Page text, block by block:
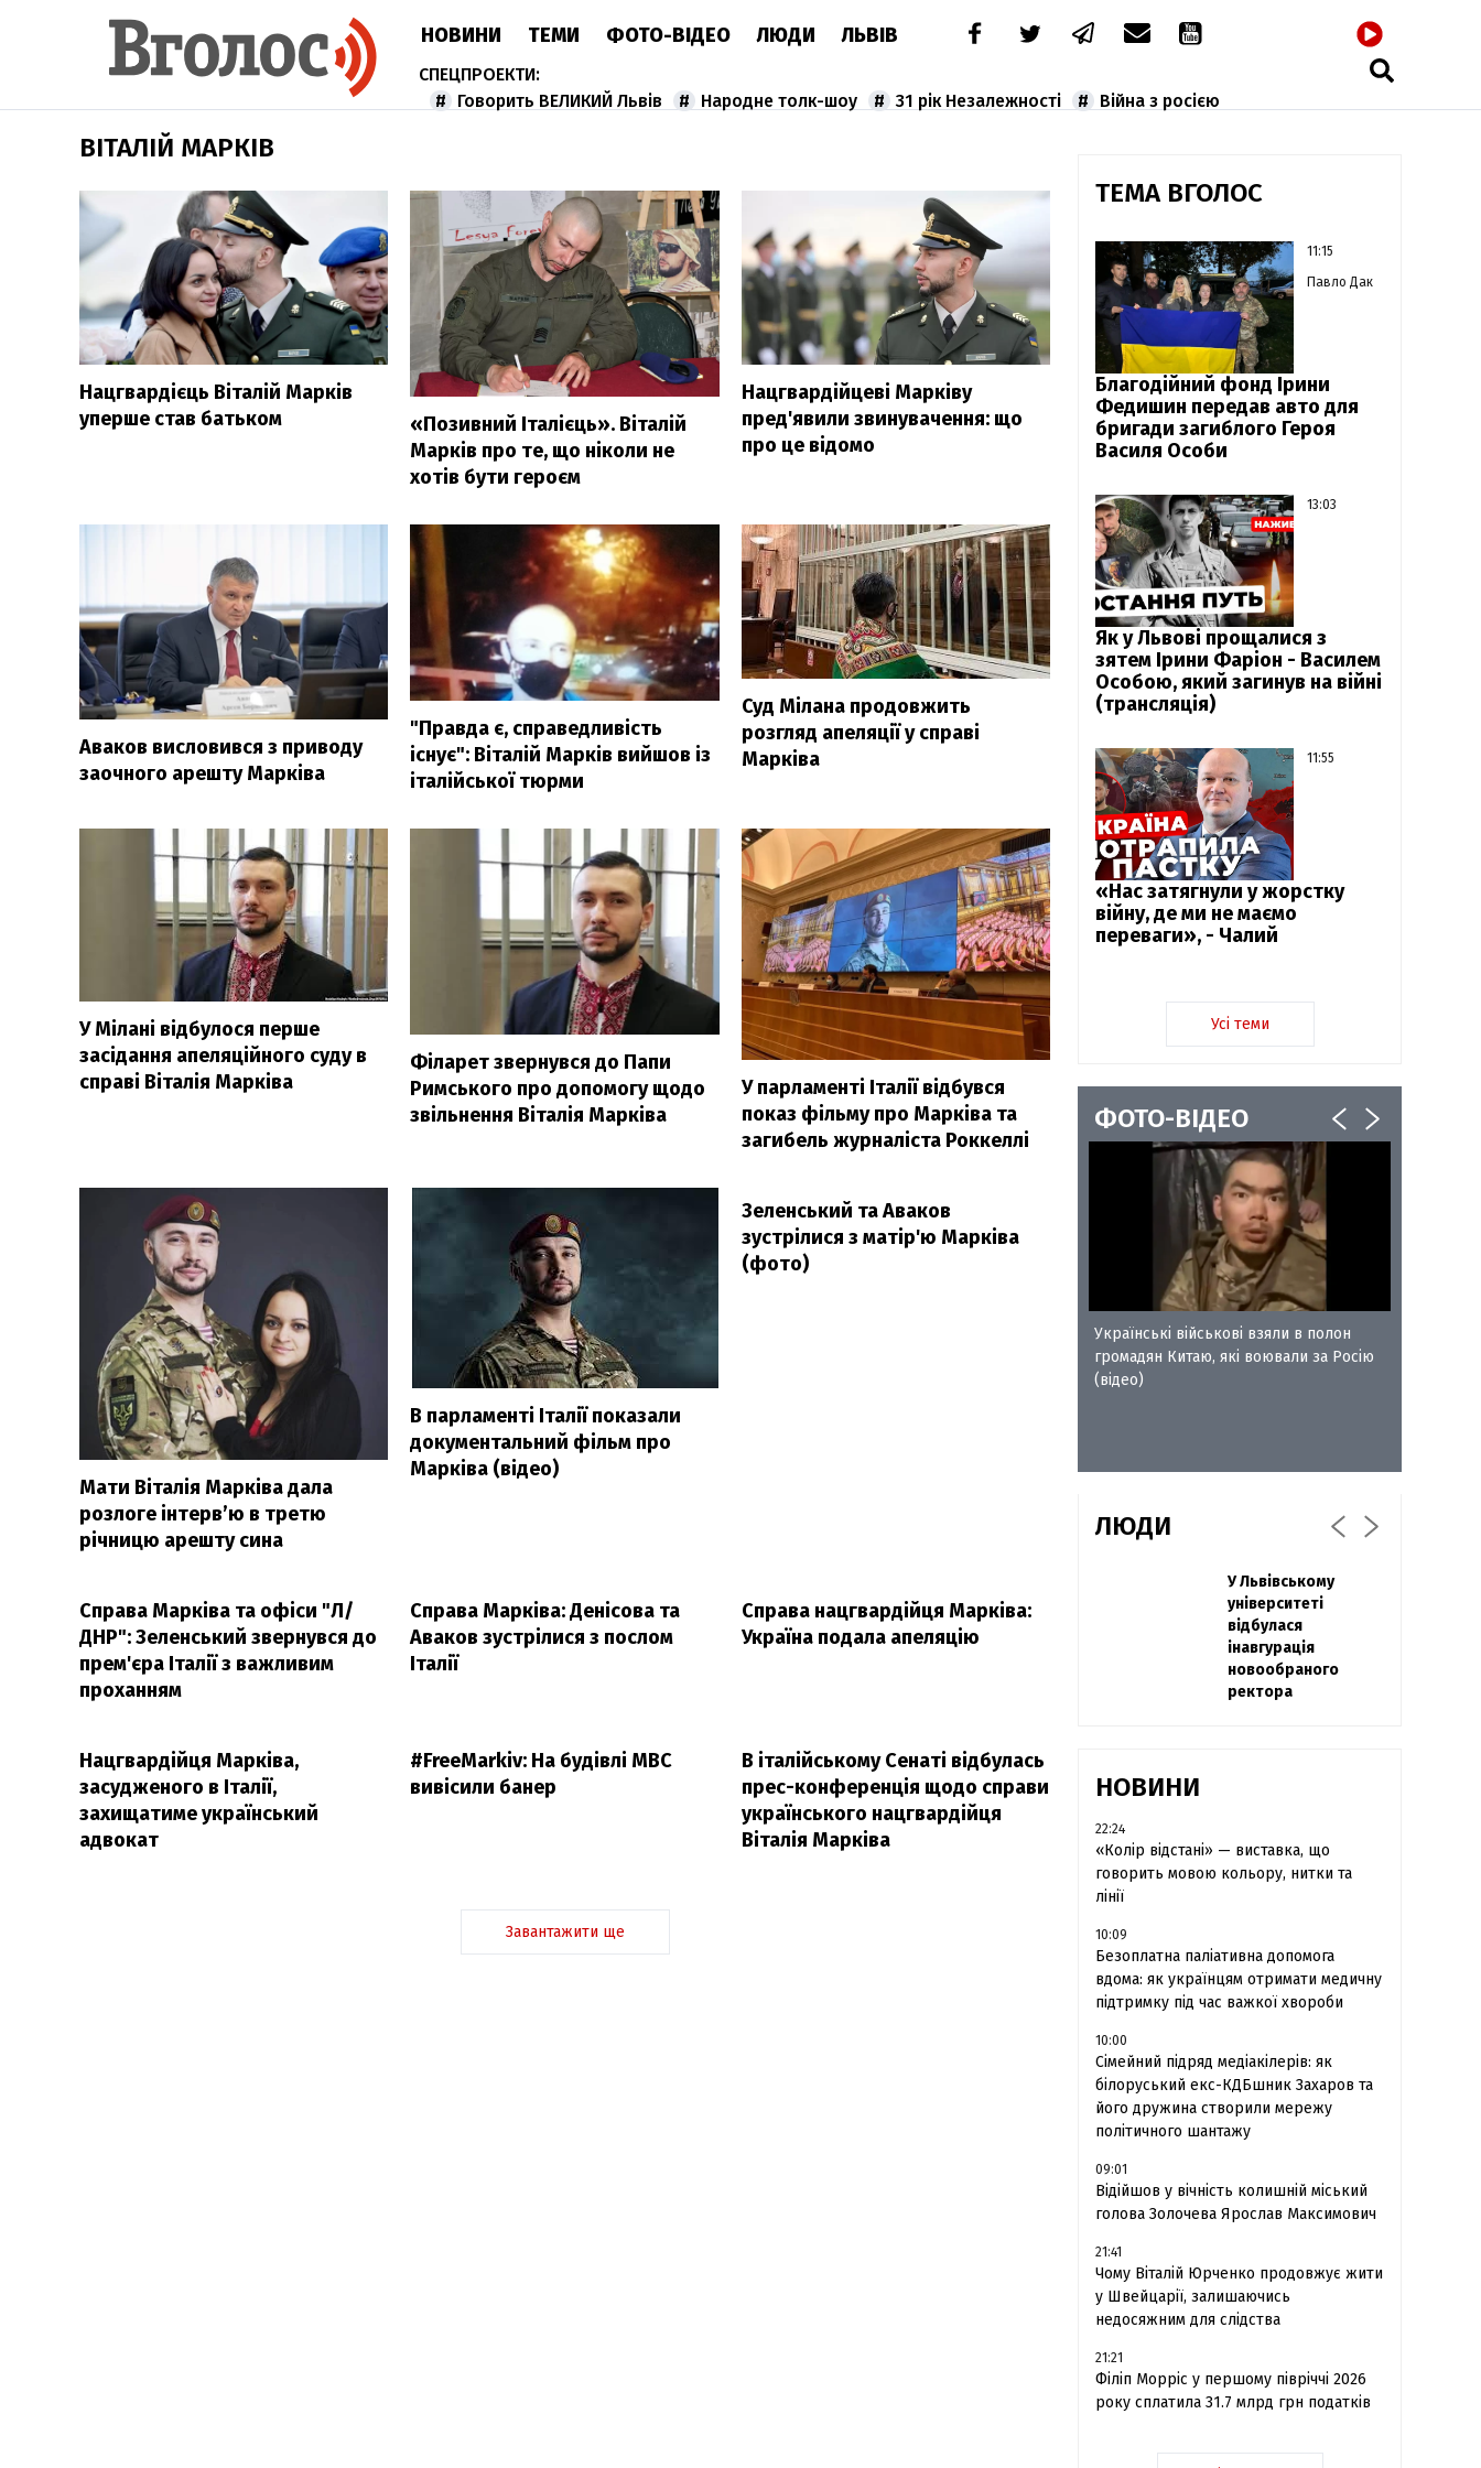
НОВИНИ ТЕМИ ФОТО-ВІДЕО ЛЮДИ ЛЬВІВ
Говорить ВЕЛИКИЙ Львів Народне толк-шоу 31 рік Незалежності Війна з росією
ВІТАЛІЙ МАРКІВ
Нацгвардієць Віталій Марків
уперше став батьком
«Позивний Італієць». Віталій
Марків про те, що ніколи не
хотів бути героєм
Нацгвардійцеві Марківу
пред'явили звинувачення: що
про це відомо
Аваков висловився з приводу
заочного арешту Марківа
"Правда є, справедливість
існує": Віталій Марків вийшов із
італійської тюрми
Суд Мілана продовжить
розгляд апеляції у справі
Марківа
У Мілані відбулося перше
засідання апеляційного суду в
справі Віталія Марківа
Філарет звернувся до Папи
Римського про допомогу щодо
звільнення Віталія Марківа
У парламенті Італії відбувся
показ фільму про Марківа та
загибель журналіста Роккеллі
Мати Віталія Марківа дала
розлоге інтерв’ю в третю
річницю арешту сина
В парламенті Італії показали
документальний фільм про
Марківа (відео)
Зеленський та Аваков
зустрілися з матір'ю Марківа
(фото)
Справа Марківа та офіси "Л/
ДНР": Зеленський звернувся до
прем'єра Італії з важливим
проханням
Справа Марківа: Денісова та
Аваков зустрілися з послом
Італії
Справа нацгвардійця Марківа:
Україна подала апеляцію
Нацгвардійця Марківа,
засудженого в Італії,
захищатиме український
адвокат
#FreeMarkiv: На будівлі МВС
вивісили банер
В італійському Сенаті відбулась
прес-конференція щодо справи
українського нацгвардійця
Віталія Марківа
Завантажити ще
ТЕМА ВГОЛОС
11:15
Павло Дак
Благодійний фонд Ірини
Федишин передав авто для
бригади загиблого Героя
Василя Особи
13:03
Як у Львові прощалися з
зятем Ірини Фаріон - Василем
Особою, який загинув на війні
(трансляція)
11:55
«Нас затягнули у жорстку
війну, де ми не маємо
переваги», - Чалий
Усі теми
ФОТО-ВІДЕО
Українські військові взяли в полон
громадян Китаю, які воювали за Росію
(відео)
ЛЮДИ
Павло Дак
«Час не лікує, лише
притуплює біль»:
сестра загиблого
під Бахмутом Воїна
з Буковини
Захисник
"Азовсталі" Діанов
вдруге одружився
та показав фото з
весілля
У Львівському
університеті
відбулася
інавгурація
новообраного
ректора
НОВИНИ
22:24
«Колір відстані» — виставка, що
говорить мовою кольору, нитки та
лінії
10:09
Безоплатна паліативна допомога
вдома: як українцям отримати медичну
підтримку під час важкої хвороби
10:00
Сімейний підряд медіакілерів: як
білоруський екс-КДБшник Захаров та
його дружина створили мережу
політичного шантажу
09:01
Відійшов у вічність колишній міський
голова Золочева Ярослав Максимович
21:41
Чому Віталій Юрченко продовжує жити
у Швейцарії, залишаючись
недосяжним для слідства
21:21
Філіп Морріс у першому півріччі 2026
року сплатила 31.7 млрд грн податків